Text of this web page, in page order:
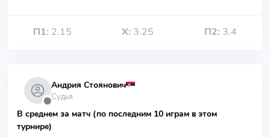
П1: 2.15 Х: 3.25 П2: 3.4
⬤
Андрия Стоянович
Судья
В среднем за матч (по последним 10 играм в этом
турнире)